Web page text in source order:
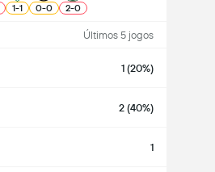
1-1 0-0 2-0
Últimos 5 jogos
1 (20%)
2 (40%)
1